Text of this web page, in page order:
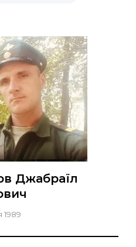
Джабраїл
1989